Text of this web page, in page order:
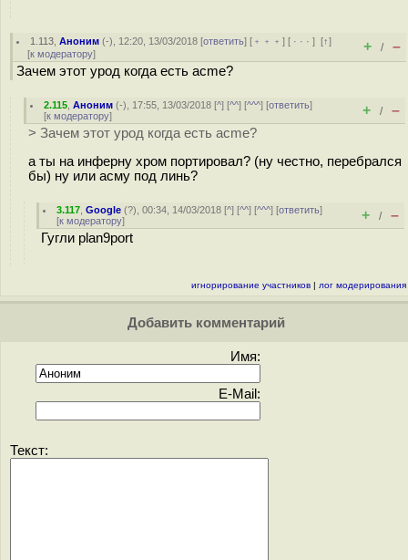
1.113 ,Аноним (-), 12:20, 13/03/2018 [ответить] [ ﹢﹢﹢] [ · · ·][↑]
[к модератору] + / –
Зачем этот урод когда есть acme?
2.115 ,Аноним (-), 17:55, 13/03/2018 [^] [^^] [^^^] [ответить]
[к модератору] + / –
> Зачем этот урод когда есть acme?
а ты на инферну хром портировал? (ну честно, перебрался
бы) ну или асму под линь?
3.117 ,Google (?), 00:34, 14/03/2018 [^] [^^] [^^^] [ответить]
[к модератору] + / –
Гугли plan9port
игнорирование участников | лог модерирования
Добавить комментарий
Имя:
E-Mail:
Текст: